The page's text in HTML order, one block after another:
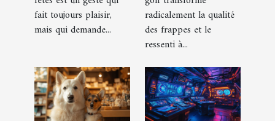
fait toujours plaisir,
mais qui demande...
radicalement la qualité
des frappes et le
ressenti à...